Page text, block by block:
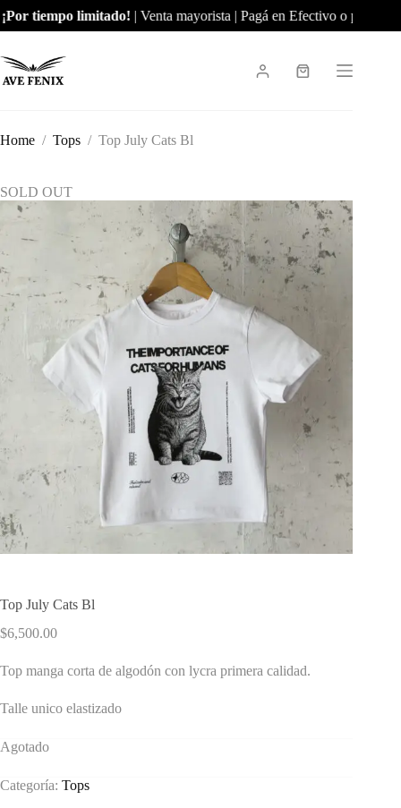
to
tiempo limitado!| Venta mayorista | Pagá en Efectivo o por
Shopping
Home / Tops / Top July Cats Bl
SOLD OUT
Top July Cats Bl
$6,500.00
Top manga corta de algodón con lycra primera calidad.
Talle unico elastizado
Agotado
Categoría: Tops